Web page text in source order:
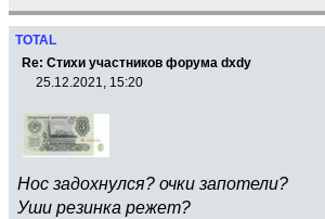
TOTAL
Re: Стихи участников форума dxdy
25.12.2021, 15:20
Нос задохнулся? очки запотели?
Уши резинка режет?